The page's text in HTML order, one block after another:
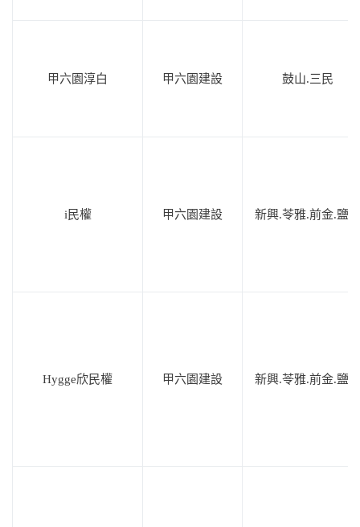
甲六園淳白 甲六園建設 鼓山.三民
i民權 甲六園建設 新興.苓雅.前金.鹽埕
Hygge欣民權 甲六園建設 新興.苓雅.前金.鹽埕